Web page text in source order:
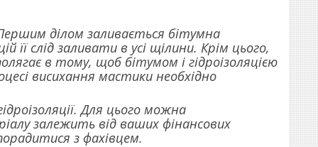
ділом заливається бітумна
слід заливати в усі щілини. Крім цього,
в тому, щоб бітумом і гідроізоляцією
висихання мастики необхідно
Для цього можна
залежить від ваших фінансових
з фахівцем.